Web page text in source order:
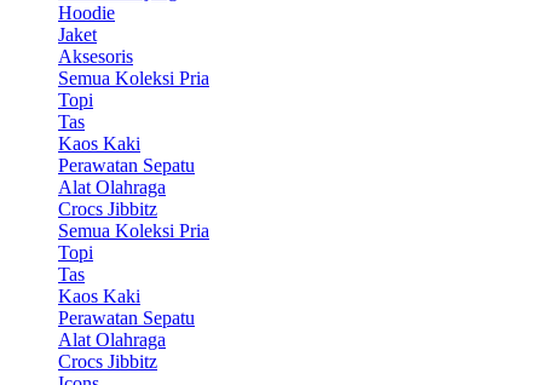
Hoodie
Jaket
Aksesoris
Semua Koleksi Pria
Topi
Tas
Kaos Kaki
Perawatan Sepatu
Alat Olahraga
Crocs Jibbitz
Semua Koleksi Pria
Topi
Tas
Kaos Kaki
Perawatan Sepatu
Alat Olahraga
Crocs Jibbitz